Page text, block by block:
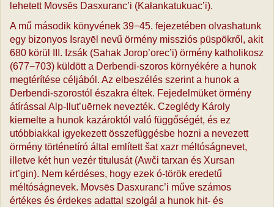
lehetett Movsēs Dasxuranc’i (Kałankatukuac’i).
A mű második könyvének 39−45. fejezetében olvashatunk
egy bizonyos Israyēl nevű örmény missziós püspökről, akit
680 körül III. Izsák (Sahak Jorop’orec’i) örmény katholikosz
(677−703) küldött a Derbendi-szoros környékére a hunok
megtérítése céljából. Az elbeszélés szerint a hunok a
Derbendi-szorostól északra éltek. Fejedelmüket örmény
átírással Alp-Ilut’uērnek nevezték. Czeglédy Károly
kiemelte a hunok kazároktól való függőségét, és ez
utóbbiakkal igyekezett összefüggésbe hozni a nevezett
örmény történetíró által említett šat xazr méltóságnevet,
illetve két hun vezér titulusát (Awči tarxan és Xursan
irt’gin). Nem kérdéses, hogy ezek ó-török eredetű
méltóságnevek. Movsēs Dasxuranc’i műve számos
értékes és érdekes adattal szolgál a hunok hit- és